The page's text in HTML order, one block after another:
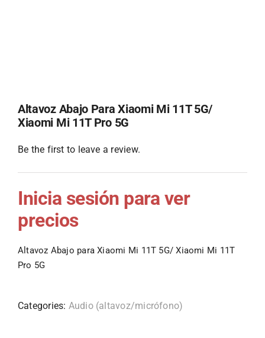
Altavoz Abajo Para Xiaomi Mi 11T 5G/
Xiaomi Mi 11T Pro 5G
Be the first to leave a review.
Inicia sesión para ver
precios
Altavoz Abajo para Xiaomi Mi 11T 5G/ Xiaomi Mi 11T
Pro 5G
Categories: Audio (altavoz/micrófono)